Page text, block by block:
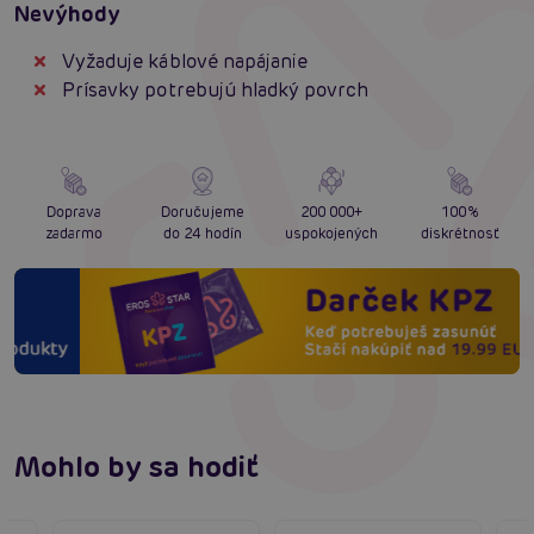
Nevýhody
Vyžaduje káblové napájanie
Prísavky potrebujú hladký povrch
Doprava
zadarmo
Doručujeme
do 24 hodín
200 000+
uspokojených
100%
diskrétnosť
Mohlo by sa hodiť